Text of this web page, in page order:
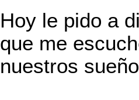
Hoy le pido a
que me
nuestros